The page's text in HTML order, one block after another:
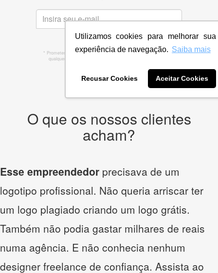
Utilizamos cookies para melhorar sua
experiência de navegação. Saiba mais
Recusar Cookies Aceitar Cookies
CRIE SUA MARCA
* Prometemos não compartilhar e utilizar seus dados para enviar
qualquer tipo de SPAM. Confira as
O que os nossos clientes
acham?
Esse empreendedor precisava de um
logotipo profissional. Não queria arriscar ter
um logo plagiado criando um logo grátis.
Também não podia gastar milhares de reais
numa agência. E não conhecia nenhum
designer freelance de confiança. Assista ao